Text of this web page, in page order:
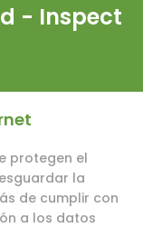
- Inspect
protegen el
la
de cumplir con
a los datos